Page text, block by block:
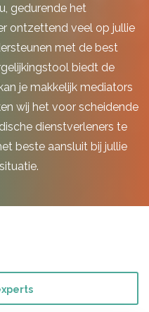
gedurende het
ontzettend veel op jullie
met de best
biedt de
je makkelijk mediators
wij het voor scheidende
dienstverleners te
beste aansluit bij jullie